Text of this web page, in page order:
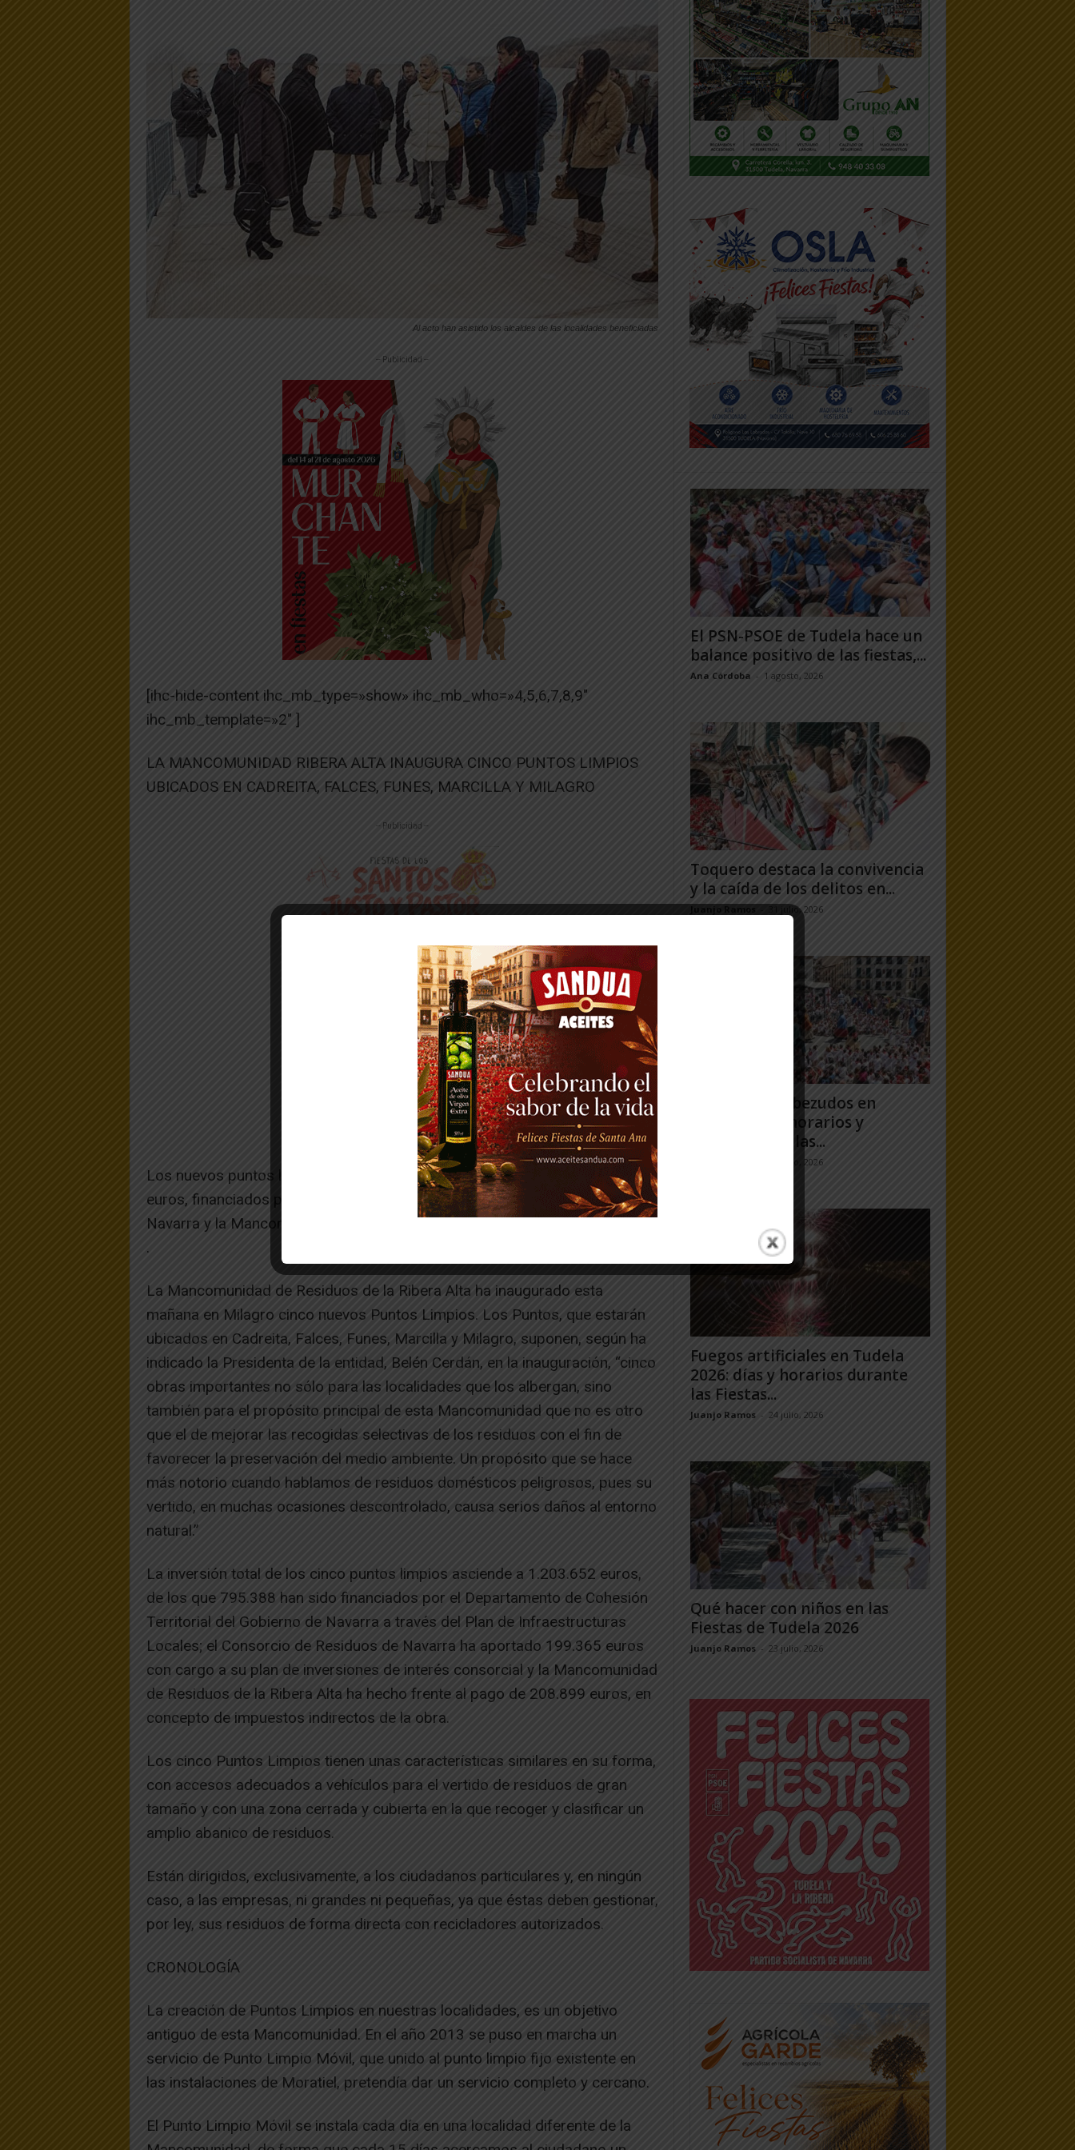
Al acto han asistido los alcaldes de las localidades beneficiadas
-- Publicidad --
[ihc-hide-content ihc_mb_type=»show» ihc_mb_who=»4,5,6,7,8,9″
ihc_mb_template=»2″ ]
LA MANCOMUNIDAD RIBERA ALTA INAUGURA CINCO PUNTOS LIMPIOS
UBICADOS EN CADREITA, FALCES, FUNES, MARCILLA Y MILAGRO
-- Publicidad --
Los nuevos puntos limpios han supuesto una inversión total de 1.203.652
euros, financiados por Gobierno de Navarra, Consorcio de Residuos de
Navarra y la Mancomunidad.
.
La Mancomunidad de Residuos de la Ribera Alta ha inaugurado esta
mañana en Milagro cinco nuevos Puntos Limpios. Los Puntos, que estarán
ubicados en Cadreita, Falces, Funes, Marcilla y Milagro, suponen, según ha
indicado la Presidenta de la entidad, Belén Cerdán, en la inauguración, “cinco
obras importantes no sólo para las localidades que los albergan, sino
también para el propósito principal de esta Mancomunidad que no es otro
que el de mejorar las recogidas selectivas de los residuos con el fin de
favorecer la preservación del medio ambiente. Un propósito que se hace
más notorio cuando hablamos de residuos domésticos peligrosos, pues su
vertido, en muchas ocasiones descontrolado, causa serios daños al entorno
natural.”
La inversión total de los cinco puntos limpios asciende a 1.203.652 euros,
de los que 795.388 han sido financiados por el Departamento de Cohesión
Territorial del Gobierno de Navarra a través del Plan de Infraestructuras
Locales; el Consorcio de Residuos de Navarra ha aportado 199.365 euros
con cargo a su plan de inversiones de interés consorcial y la Mancomunidad
de Residuos de la Ribera Alta ha hecho frente al pago de 208.899 euros, en
concepto de impuestos indirectos de la obra.
Los cinco Puntos Limpios tienen unas características similares en su forma,
con accesos adecuados a vehículos para el vertido de residuos de gran
tamaño y con una zona cerrada y cubierta en la que recoger y clasificar un
amplio abanico de residuos.
Están dirigidos, exclusivamente, a los ciudadanos particulares y, en ningún
caso, a las empresas, ni grandes ni pequeñas, ya que éstas deben gestionar,
por ley, sus residuos de forma directa con recicladores autorizados.
CRONOLOGÍA
La creación de Puntos Limpios en nuestras localidades, es un objetivo
antiguo de esta Mancomunidad. En el año 2013 se puso en marcha un
servicio de Punto Limpio Móvil, que unido al punto limpio fijo existente en
las instalaciones de Moratiel, pretendía dar un servicio completo y cercano.
El Punto Limpio Móvil se instala cada día en una localidad diferente de la
El PSN-PSOE de Tudela hace un
balance positivo de las fiestas,...
Ana Córdoba - 1 agosto, 2026
Toquero destaca la convivencia
y la caída de los delitos en...
31 julio, 2026
Gigantes y Cabezudos en
Tudela 2026: horarios y
recorridos en las...
25 julio, 2026
Fuegos artificiales en Tudela
2026: días y horarios durante
las Fiestas...
Juanjo Ramos - 24 julio, 2026
Qué hacer con niños en las
Fiestas de Tudela 2026
Juanjo Ramos - 23 julio, 2026